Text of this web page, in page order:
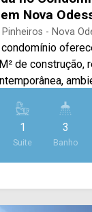
Nova
- Nova
de construção,
área de lazer,
sofisticação e
composta por
jantar integradas,
1
Suite
3
Banho